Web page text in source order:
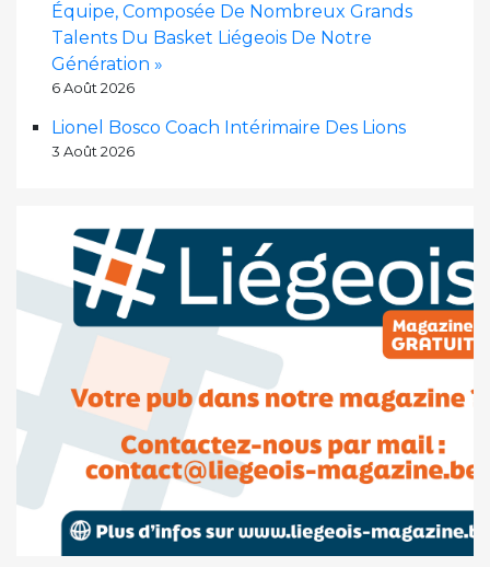
Équipe, Composée De Nombreux Grands
Talents Du Basket Liégeois De Notre
Génération »
6 Août 2026
Lionel Bosco Coach Intérimaire Des Lions
3 Août 2026